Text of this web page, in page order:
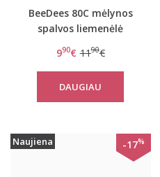
BeeDees 80C mėlynos
spalvos liemenėlė
990€ 1190€
DAUGIAU
Naujiena -17%